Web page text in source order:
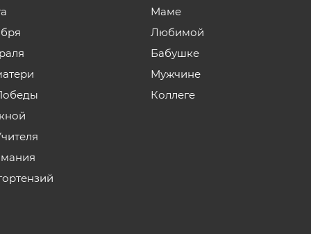
Маме
Любимой
Бабушке
Мужчине
Коллеге